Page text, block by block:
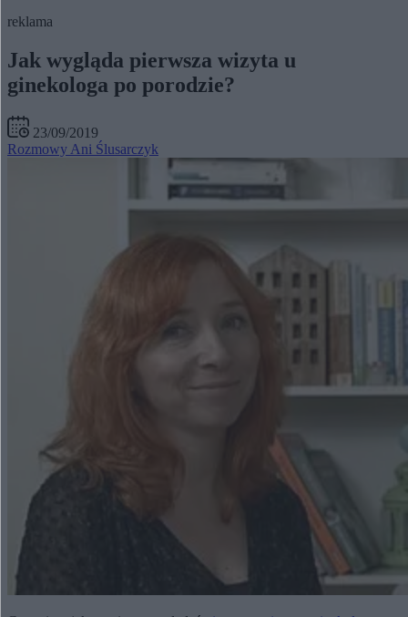
reklama
Jak wygląda pierwsza wizyta u
ginekologa po porodzie?
23/09/2019
Rozmowy Ani Ślusarczyk